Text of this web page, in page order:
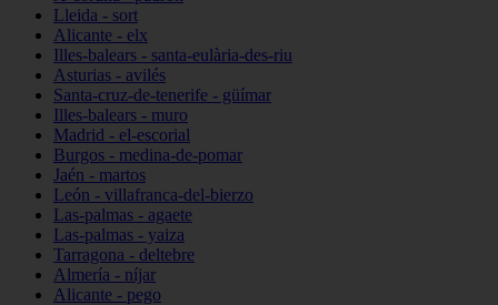
Lleida - sort
Alicante - elx
Illes-balears - santa-eulària-des-riu
Asturias - avilés
Santa-cruz-de-tenerife - güímar
Illes-balears - muro
Madrid - el-escorial
Burgos - medina-de-pomar
Jaén - martos
León - villafranca-del-bierzo
Las-palmas - agaete
Las-palmas - yaiza
Tarragona - deltebre
Almería - níjar
Alicante - pego